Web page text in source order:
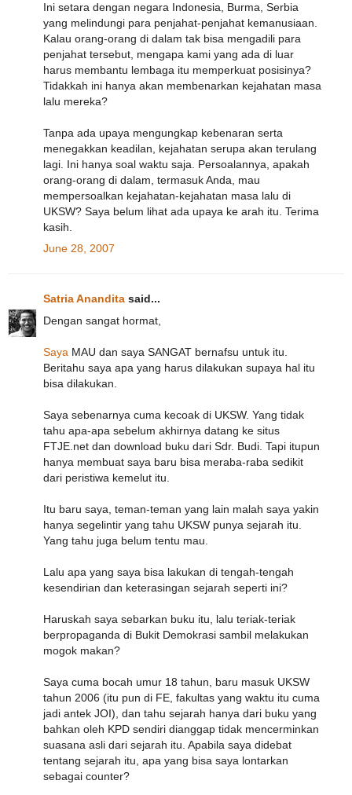
Ini setara dengan negara Indonesia, Burma, Serbia
yang melindungi para penjahat-penjahat kemanusiaan.
Kalau orang-orang di dalam tak bisa mengadili para
penjahat tersebut, mengapa kami yang ada di luar
harus membantu lembaga itu memperkuat posisinya?
Tidakkah ini hanya akan membenarkan kejahatan masa
lalu mereka?
Tanpa ada upaya mengungkap kebenaran serta
menegakkan keadilan, kejahatan serupa akan terulang
lagi. Ini hanya soal waktu saja. Persoalannya, apakah
orang-orang di dalam, termasuk Anda, mau
mempersoalkan kejahatan-kejahatan masa lalu di
UKSW? Saya belum lihat ada upaya ke arah itu. Terima
kasih.
June 28, 2007
Satria Anandita said...
Dengan sangat hormat,
Saya MAU dan saya SANGAT bernafsu untuk itu.
Beritahu saya apa yang harus dilakukan supaya hal itu
bisa dilakukan.
Saya sebenarnya cuma kecoak di UKSW. Yang tidak
tahu apa-apa sebelum akhirnya datang ke situs
FTJE.net dan download buku dari Sdr. Budi. Tapi itupun
hanya membuat saya baru bisa meraba-raba sedikit
dari peristiwa kemelut itu.
Itu baru saya, teman-teman yang lain malah saya yakin
hanya segelintir yang tahu UKSW punya sejarah itu.
Yang tahu juga belum tentu mau.
Lalu apa yang saya bisa lakukan di tengah-tengah
kesendirian dan keterasingan sejarah seperti ini?
Haruskah saya sebarkan buku itu, lalu teriak-teriak
berpropaganda di Bukit Demokrasi sambil melakukan
mogok makan?
Saya cuma bocah umur 18 tahun, baru masuk UKSW
tahun 2006 (itu pun di FE, fakultas yang waktu itu cuma
jadi antek JOI), dan tahu sejarah hanya dari buku yang
bahkan oleh KPD sendiri dianggap tidak mencerminkan
suasana asli dari sejarah itu. Apabila saya didebat
tentang sejarah itu, apa yang bisa saya lontarkan
sebagai counter?